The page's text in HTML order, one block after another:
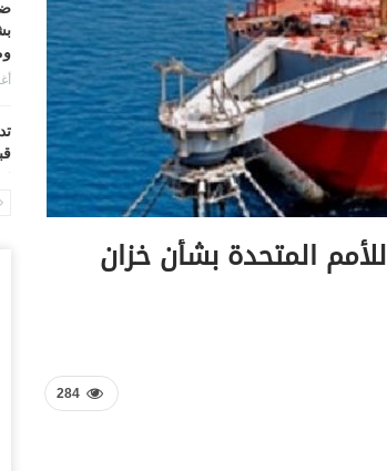
المتحدة بشأن خزان
284